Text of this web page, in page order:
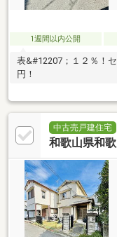
1週間以内公開
表&#12207；１２％！
円！
中古売戸建住宅
和歌山県和